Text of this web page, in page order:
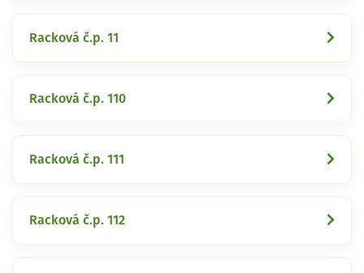
Racková č.p. 11
Racková č.p. 110
Racková č.p. 111
Racková č.p. 112